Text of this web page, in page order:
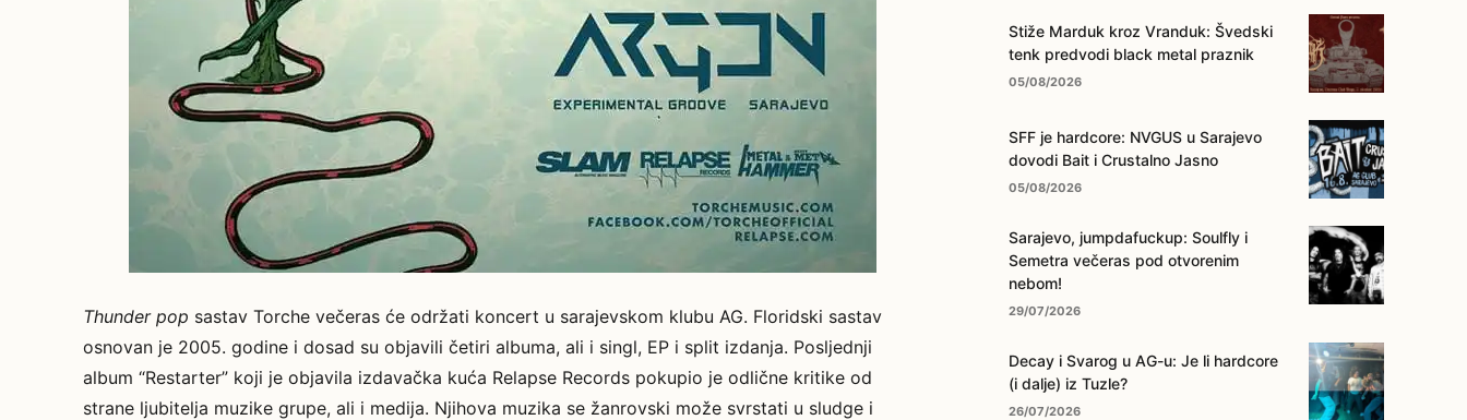
Thunder pop sastav Torche večeras će održati koncert u sarajevskom klubu AG. Floridski sastav
osnovan je 2005. godine i dosad su objavili četiri albuma, ali i singl, EP i split izdanja. Posljednji
album “Restarter” koji je objavila izdavačka kuća Relapse Records pokupio je odlične kritike od
strane ljubitelja muzike grupe, ali i medija. Njihova muzika se žanrovski može svrstati u sludge i
Stiže Marduk kroz Vranduk: Švedski
tenk predvodi black metal praznik
05/08/2026
SFF je hardcore: NVGUS u Sarajevo
dovodi Bait i Crustalno Jasno
05/08/2026
Sarajevo, jumpdafuckup: Soulfly i
Semetra večeras pod otvorenim
nebom!
29/07/2026
Decay i Svarog u AG-u: Je li hardcore
(i dalje) iz Tuzle?
26/07/2026